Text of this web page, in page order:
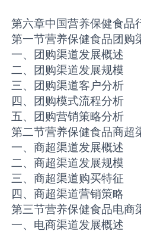
第六章中国营养保健食品
第一节营养保健食品团购
一、团购渠道发展概述
二、团购渠道发展规模
三、团购渠道客户分析
四、团购模式流程分析
五、团购营销策略分析
第二节营养保健食品商超
一、商超渠道发展概述
二、商超渠道发展规模
三、商超渠道购买特征
四、商超渠道营销策略
第三节营养保健食品电商
一、电商渠道发展概述